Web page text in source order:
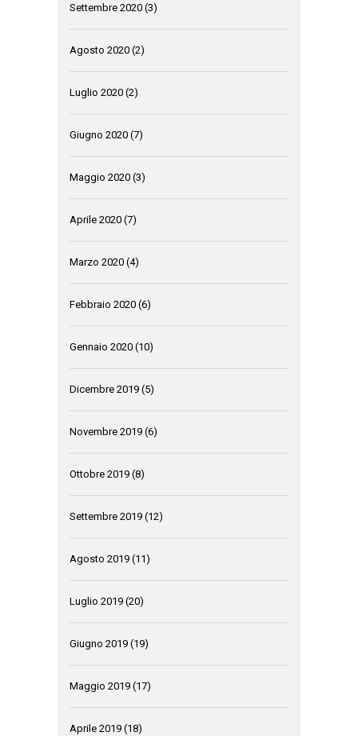
Settembre 2020 (3)
Agosto 2020 (2)
Luglio 2020 (2)
Giugno 2020 (7)
Maggio 2020 (3)
Aprile 2020 (7)
Marzo 2020 (4)
Febbraio 2020 (6)
Gennaio 2020 (10)
Dicembre 2019 (5)
Novembre 2019 (6)
Ottobre 2019 (8)
Settembre 2019 (12)
Agosto 2019 (11)
Luglio 2019 (20)
Giugno 2019 (19)
Maggio 2019 (17)
Aprile 2019 (18)